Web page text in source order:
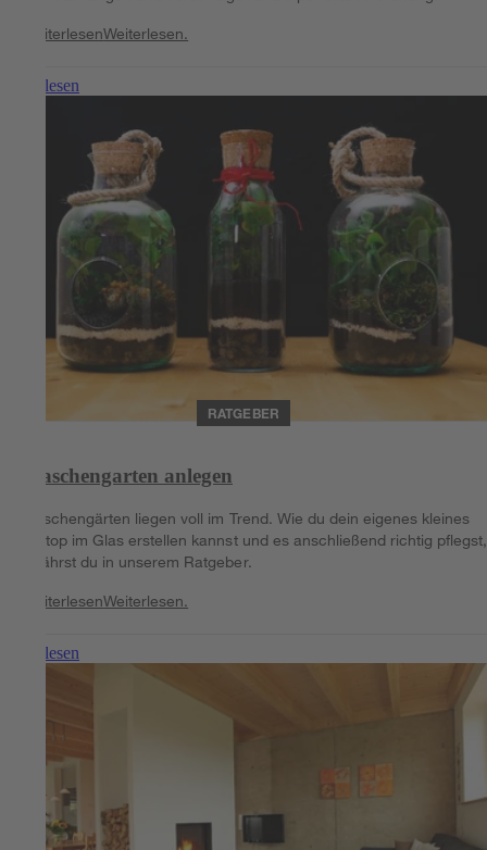
WeiterlesenWeiterlesen.
Weiterlesen
RATGEBER
Flaschengarten anlegen
Flaschengärten liegen voll im Trend. Wie du dein eigenes kleines
Biotop im Glas erstellen kannst und es anschließend richtig pflegst,
erfährst du in unserem Ratgeber.
WeiterlesenWeiterlesen.
Weiterlesen